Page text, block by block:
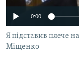
КРИМ РЕАЛІЇ
РУС
УКР
0:00
Я підставив плече
Міщенко